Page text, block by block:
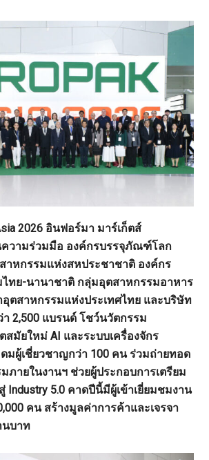
2026 อินฟอร์มา มาร์เก็ตส์
ความร่วมมือ องค์กรบรรจุภัณฑ์โลก
าหกรรมแห่งสหประชาชาติ องค์กร
ทย-นานาชาติ กลุ่มอุตสาหกรรมอาหาร
อุตสาหกรรมแห่งประเทศไทย และบริษัท
2,500 แบรนด์ โชว์นวัตกรรม
สมัยใหม่ AI และระบบเครื่องจักร
มผู้เชี่ยวชาญกว่า 100 คน ร่วมถ่ายทอด
ภายในงานฯ ช่วยผู้ประกอบการเตรียม
Industry 5.0 คาดปีนี้มีผู้เข้าเยี่ยมชมงาน
คน สร้างมูลค่าการค้าและเจรจา
นบาท